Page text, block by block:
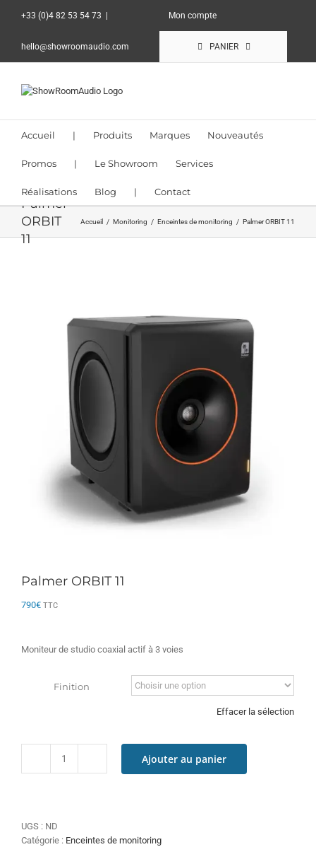
+33 (0)4 82 53 54 73
hello@showroomaudio.com
Mon compte
PANIER
Accueil | Produits Marques Nouveautés
Promos | Le Showroom Services
Réalisations Blog | Contact
Palmer
ORBIT
11
Accueil Monitoring Enceintes de monitoring Palmer ORBIT 11
Palmer ORBIT 11
790€ TTC
Moniteur de studio coaxial actif à 3 voies
Finition
Effacer la sélection
quantité
Ajouter au panier
UGS : ND
Catégorie : Enceintes de monitoring